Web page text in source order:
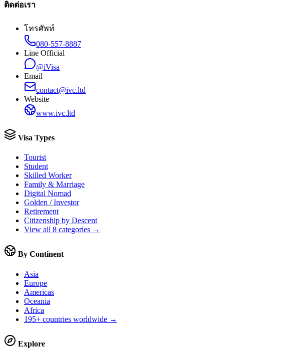
ติดต่อเรา
โทรศัพท์
080-557-8887
Line Official
@iVisa
Email
contact@ivc.ltd
Website
www.ivc.ltd
Visa Types
Tourist
Student
Skilled Worker
Family & Marriage
Digital Nomad
Golden / Investor
Retirement
Citizenship by Descent
View all 8 categories →
By Continent
Asia
Europe
Americas
Oceania
Africa
195+ countries worldwide →
Explore